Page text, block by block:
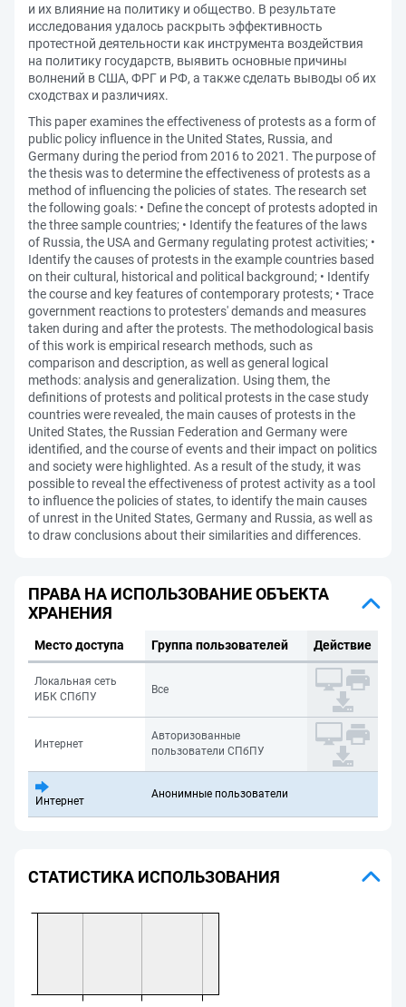
и их влияние на политику и общество. В результате
исследования удалось раскрыть эффективность
протестной деятельности как инструмента воздействия
на политику государств, выявить основные причины
волнений в США, ФРГ и РФ, а также сделать выводы об их
сходствах и различиях.
This paper examines the effectiveness of protests as a form of
public policy influence in the United States, Russia, and
Germany during the period from 2016 to 2021. The purpose of
the thesis was to determine the effectiveness of protests as a
method of influencing the policies of states. The research set
the following goals: • Define the concept of protests adopted in
the three sample countries; • Identify the features of the laws
of Russia, the USA and Germany regulating protest activities; •
Identify the causes of protests in the example countries based
on their cultural, historical and political background; • Identify
the course and key features of contemporary protests; • Trace
government reactions to protesters' demands and measures
taken during and after the protests. The methodological basis
of this work is empirical research methods, such as
comparison and description, as well as general logical
methods: analysis and generalization. Using them, the
definitions of protests and political protests in the case study
countries were revealed, the main causes of protests in the
United States, the Russian Federation and Germany were
identified, and the course of events and their impact on politics
and society were highlighted. As a result of the study, it was
possible to reveal the effectiveness of protest activity as a tool
to influence the policies of states, to identify the main causes
of unrest in the United States, Germany and Russia, as well as
to draw conclusions about their similarities and differences.
ПРАВА НА ИСПОЛЬЗОВАНИЕ ОБЪЕКТА
ХРАНЕНИЯ
Место доступа Группа пользователей Действие
Локальная сеть
ИБК СПбПУ
Все
Интернет
Авторизованные
пользователи СПбПУ
Интернет
Анонимные пользователи
СТАТИСТИКА ИСПОЛЬЗОВАНИЯ